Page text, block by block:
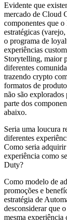
Evidente que
mercado de Cloud
componentes que
estratégicas
o programa de
experiências
Storytelling, maior
diferentes
trazendo crypto
formatos de
não são
parte dos
abaixo.
Seria uma loucura
diferentes
Como seria
experiência como
Duty?
Como modelo de
promoções e
estratégia de
desconsiderar que
mesma experiência